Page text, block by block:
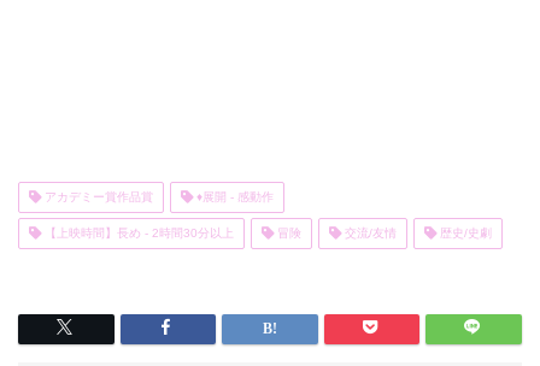
アカデミー賞作品賞 ♦展開 - 感動作
【上映時間】長め - 2時間30分以上 冒険 交流/友情 歴史/史劇